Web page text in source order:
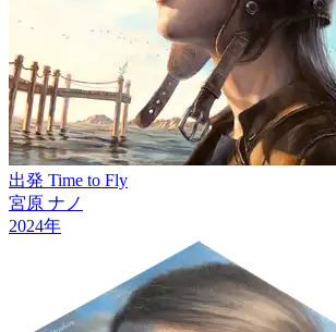
出発 Time to Fly
宮原 ナノ
2024年